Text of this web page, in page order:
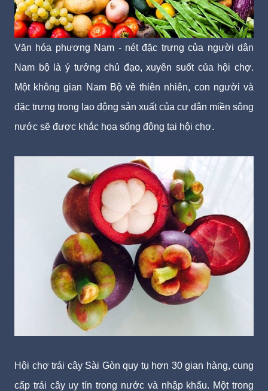
Văn hóa phương Nam - nét đặc trưng của người dân
Nam bộ là ý tưởng chủ đạo, xuyên suốt của hội chợ.
Một không gian Nam Bộ về thiên nhiên, con người và
đặc trưng trong lao động sản xuất của cư dân miền sông
nước sẽ được khắc họa sống động tại hội chợ.
Hội chợ trái cây Sài Gòn quy tụ hơn 30 gian hàng, cung
cấp trái cây uy tín trong nước và nhập khẩu. Một trong